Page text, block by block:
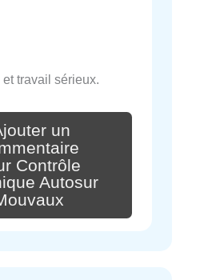
travail sérieux.
un
Contrôle
Autosur